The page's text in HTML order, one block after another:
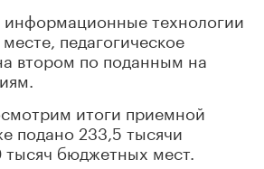
технологии
педагогическое
втором по поданным на
итоги приемной
подано 233,5 тысячи
тысяч бюджетных мест.